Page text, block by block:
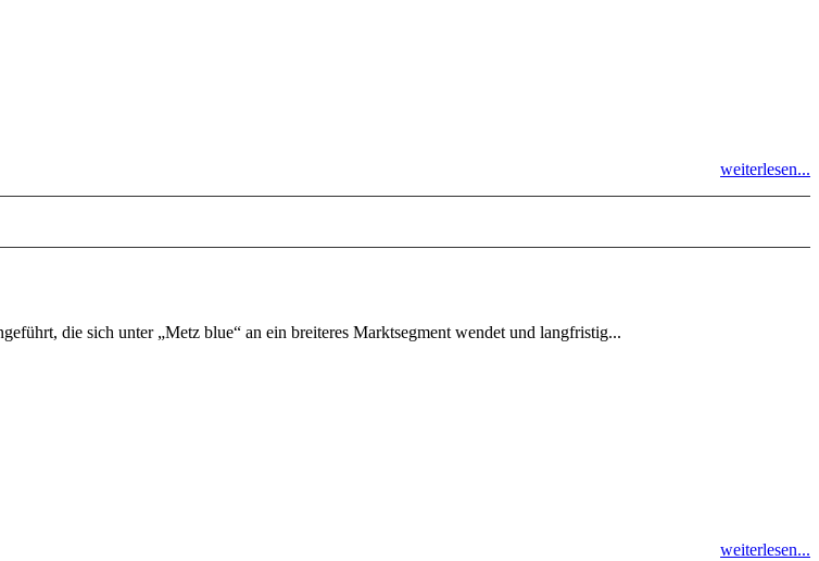
weiterlesen...
die sich unter „Metz blue“ an ein breiteres Marktsegment wendet und langfristig...
weiterlesen...